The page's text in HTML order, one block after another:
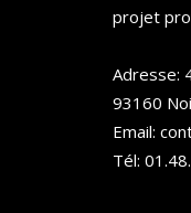
projet
Adresse:
93160
Email:
Tél: